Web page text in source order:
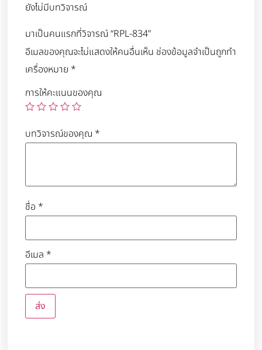
ยังไม่มีบทวิจารณ์
มาเป็นคนแรกที่วิจารณ์ “RPL-834”
อีเมลของคุณจะไม่แสดงให้คนอื่นเห็น ช่องข้อมูลจำเป็นถูกทำ
เครื่องหมาย *
การให้คะแนนของคุณ
บทวิจารณ์ของคุณ *
ชื่อ *
อีเมล *